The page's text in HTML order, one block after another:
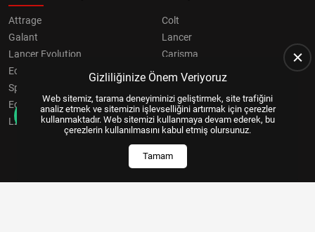
Attrage
Colt
Galant
Lancer
Lancer Evolution
Carisma
Eclipse
Grandis
Space Star
Eclipse Cross
OUTLANDER
L200
Pajero
Gizliliğinize Önem Veriyoruz
Web sitemiz, tarama deneyiminizi geliştirmek, site trafiğini
analiz etmek ve sitemizin işlevselliğini artırmak için çerezler
kullanmaktadır. Web sitemizi kullanmaya devam ederek, bu
çerezlerin kullanılmasını kabul etmiş olursunuz.
Tamam